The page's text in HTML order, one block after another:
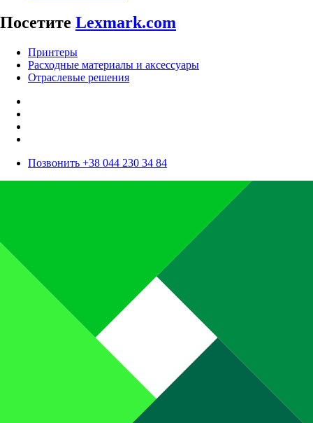
Посетите Lexmark.com
Принтеры
Расходные материалы и аксессуары
Отраслевые решения
Позвонить +38 044 230 34 84